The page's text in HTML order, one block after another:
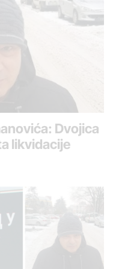
Dvojica
likvidacije